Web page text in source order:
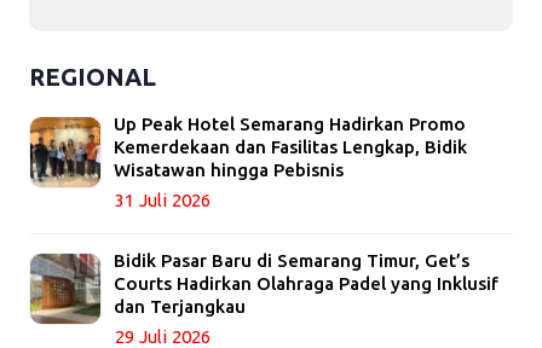
REGIONAL
Up Peak Hotel Semarang Hadirkan Promo
Kemerdekaan dan Fasilitas Lengkap, Bidik
Wisatawan hingga Pebisnis
31 Juli 2026
Bidik Pasar Baru di Semarang Timur, Get’s
Courts Hadirkan Olahraga Padel yang Inklusif
dan Terjangkau
29 Juli 2026